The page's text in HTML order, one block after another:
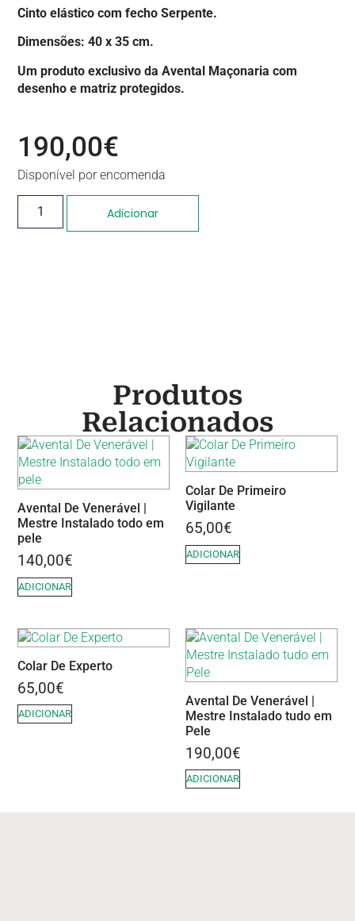
Cinto elástico com fecho Serpente.
Dimensões: 40 x 35 cm.
Um produto exclusivo da Avental Maçonaria com
desenho e matriz protegidos.
190,00€
Disponível por encomenda
Adicionar
Produtos
Relacionados
Avental De Venerável |
Mestre Instalado todo em
pele
140,00€
ADICIONAR
Colar De Primeiro
Vigilante
65,00€
ADICIONAR
Colar De Experto
65,00€
ADICIONAR
Avental De Venerável |
Mestre Instalado tudo em
Pele
190,00€
ADICIONAR